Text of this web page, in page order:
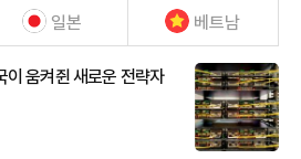
일본 베트남
움켜쥔 새로운 전략자